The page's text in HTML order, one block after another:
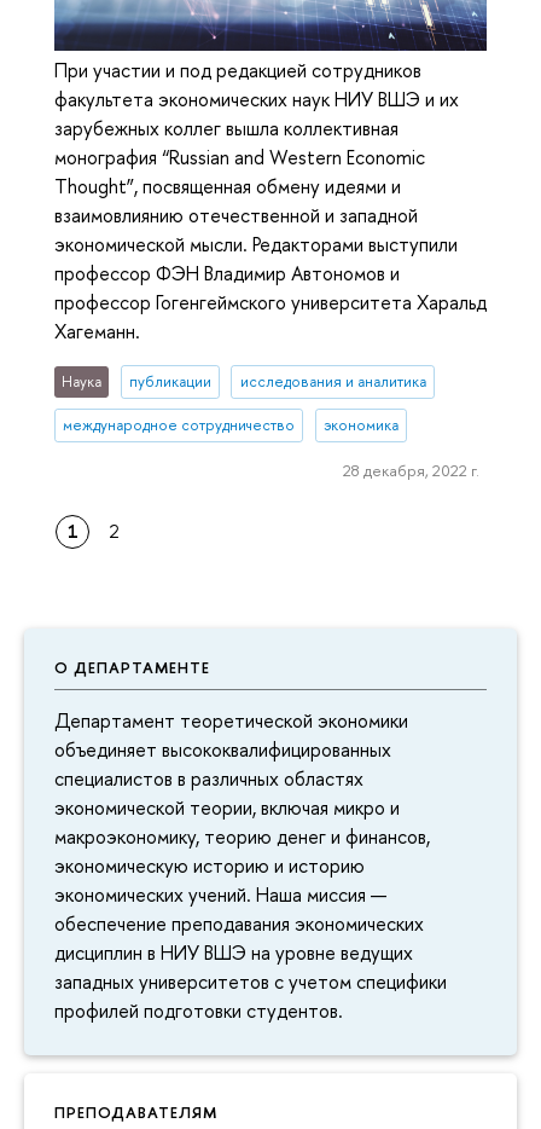
О ДЕПАРТАМЕНТЕ
Департамент теоретической экономики
объединяет высококвалифицированных
специалистов в различных областях
экономической теории, включая микро и
макроэкономику, теорию денег и финансов,
экономическую историю и историю
экономических учений. Наша миссия —
обеспечение преподавания экономических
дисциплин в НИУ ВШЭ на уровне ведущих
западных университетов с учетом специфики
профилей подготовки студентов.
ПРЕПОДАВАТЕЛЯМ
При участии и под редакцией сотрудников
факультета экономических наук НИУ ВШЭ и их
зарубежных коллег вышла коллективная
монография “Russian and Western Economic
Thought”, посвященная обмену идеями и
взаимовлиянию отечественной и западной
экономической мысли. Редакторами выступили
профессор ФЭН Владимир Автономов и
профессор Гогенгеймского университета Харальд
Хагеманн.
Наука публикации исследования и аналитика
международное сотрудничество экономика
28 декабря, 2022 г.
1 2